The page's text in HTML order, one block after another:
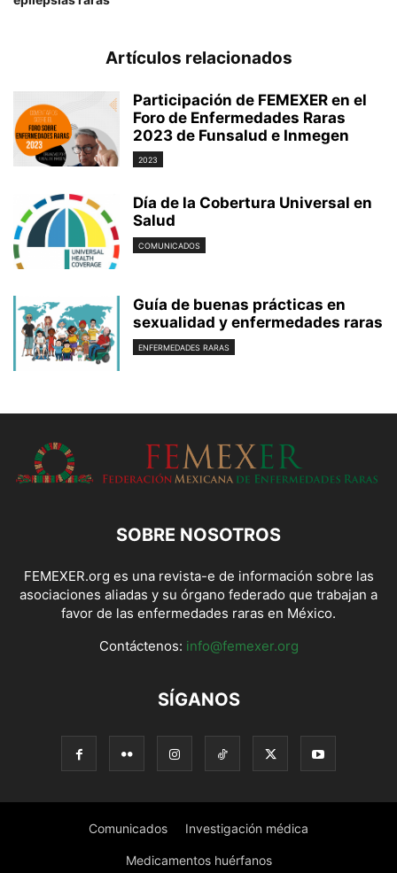
Artículos relacionados
Participación de FEMEXER en el
Foro de Enfermedades Raras
2023 de Funsalud e Inmegen
2023
Día de la Cobertura Universal en
Salud
COMUNICADOS
Guía de buenas prácticas en
sexualidad y enfermedades raras
ENFERMEDADES RARAS
SOBRE NOSOTROS
FEMEXER.org es una revista-e de información sobre las
asociaciones aliadas y su órgano federado que trabajan a
favor de las enfermedades raras en México.
Contáctenos: info@femexer.org
SÍGANOS
Comunicados Investigación médica
Medicamentos huérfanos